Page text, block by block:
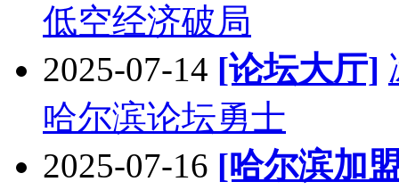
低空经济破局
2025-07-14 [论坛大厅]
哈尔滨论坛勇士
2025-07-16 [哈尔滨加